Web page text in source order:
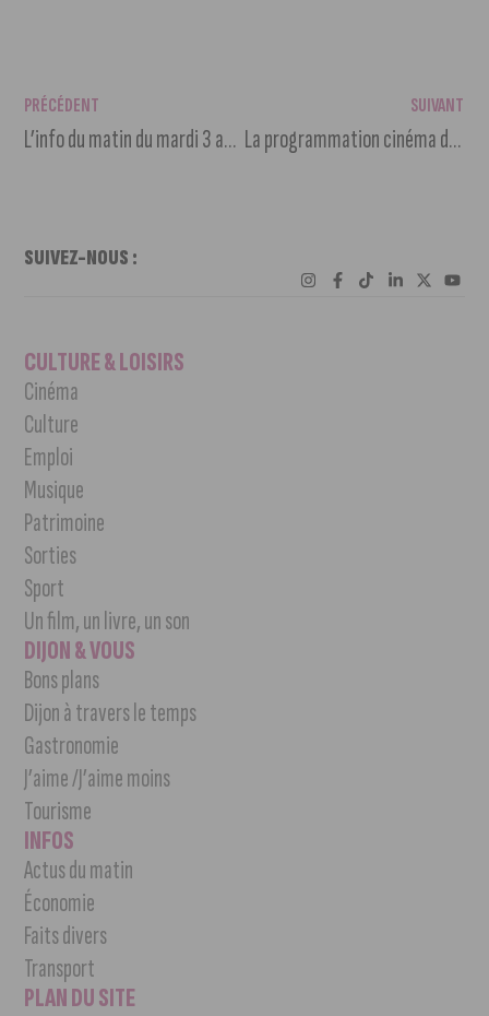
PRÉCÉDENT
L’info du matin du mardi 3 août 2021
SUIVANT
La programmation cinéma du 4 au 10 août 2021
SUIVEZ-NOUS :
CULTURE & LOISIRS
Cinéma
Culture
Emploi
Musique
Patrimoine
Sorties
Sport
Un film, un livre, un son
DIJON & VOUS
Bons plans
Dijon à travers le temps
Gastronomie
J’aime /J’aime moins
Tourisme
INFOS
Actus du matin
Économie
Faits divers
Transport
PLAN DU SITE